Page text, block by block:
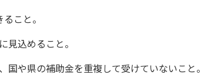
こと。
見込めること。
国や県の補助金を重複して受けていないこと。